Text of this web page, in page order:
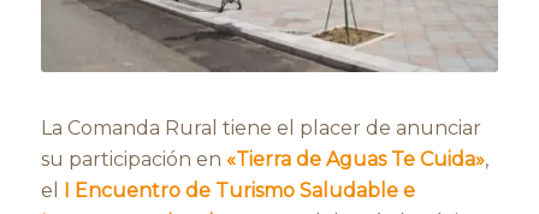
La Comanda Rural tiene el placer de anunciar
su participación en «Tierra de Aguas Te Cuida»,
el
I Encuentro de Turismo Saludable e